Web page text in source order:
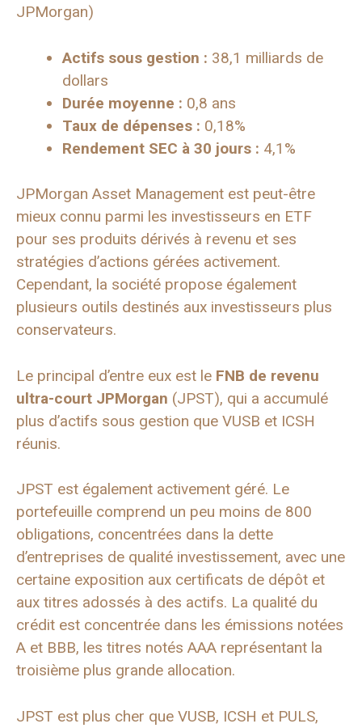
JPMorgan)
Actifs sous gestion : 38,1 milliards de
dollars
Durée moyenne : 0,8 ans
Taux de dépenses : 0,18%
Rendement SEC à 30 jours : 4,1%
JPMorgan Asset Management est peut-être
mieux connu parmi les investisseurs en ETF
pour ses produits dérivés à revenu et ses
stratégies d’actions gérées activement.
Cependant, la société propose également
plusieurs outils destinés aux investisseurs plus
conservateurs.
Le principal d’entre eux est le FNB de revenu
ultra-court JPMorgan (JPST), qui a accumulé
plus d’actifs sous gestion que VUSB et ICSH
réunis.
JPST est également activement géré. Le
portefeuille comprend un peu moins de 800
obligations, concentrées dans la dette
d’entreprises de qualité investissement, avec une
certaine exposition aux certificats de dépôt et
aux titres adossés à des actifs. La qualité du
crédit est concentrée dans les émissions notées
A et BBB, les titres notés AAA représentant la
troisième plus grande allocation.
JPST est plus cher que VUSB, ICSH et PULS,